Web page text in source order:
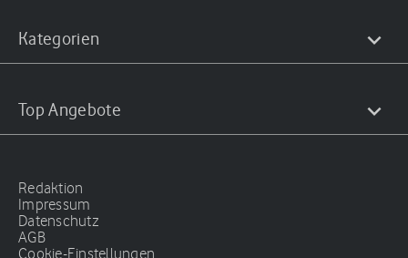
Kategorien
Top Angebote
Redaktion
Impressum
Datenschutz
AGB
Cookie-Einstellungen